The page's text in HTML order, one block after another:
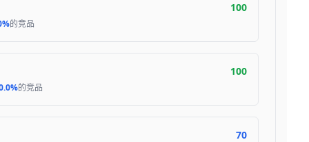
100
的竞品
100
的竞品
70